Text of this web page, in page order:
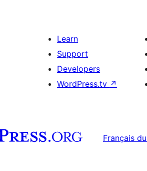
Learn
Support
Developers
WordPress.tv ↗
Français